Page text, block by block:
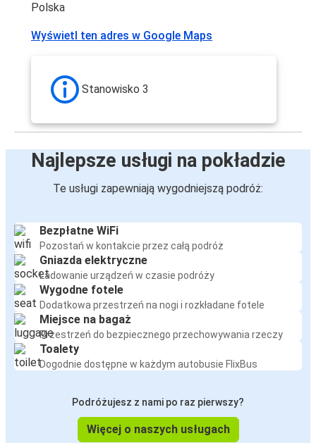
Polska
Wyświetl ten adres w Google Maps
Stanowisko 3
Najlepsze usługi na pokładzie
Te usługi zapewniają wygodniejszą podróż:
Bezpłatne WiFi
Pozostań w kontakcie przez całą podróż
Gniazda elektryczne
Ładowanie urządzeń w czasie podróży
Wygodne fotele
Dodatkowa przestrzeń na nogi i rozkładane fotele
Miejsce na bagaż
Przestrzeń do bezpiecznego przechowywania rzeczy
Toalety
Dogodnie dostępne w każdym autobusie FlixBus
Podróżujesz z nami po raz pierwszy?
Więcej o naszych usługach